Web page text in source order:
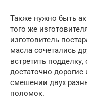
Также нужно быть
того же
изготовитель
масла сочетались
встретить
достаточно
смешении двух
поломок.